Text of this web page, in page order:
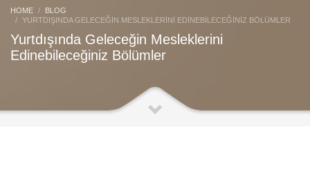
HOME
BLOG
YURTDIŞINDA GELECEĞIN MESLEKLERINI EDINEBILECEĞINIZ BÖLÜMLER
Yurtdışında Geleceğin Mesleklerini
Edinebileceğiniz Bölümler